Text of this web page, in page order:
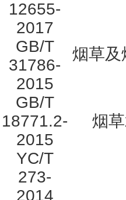
12655-
2017
GB/T
31786-
2015
烟草及
GB/T
18771.2-
2015
烟
YC/T
273-
2014